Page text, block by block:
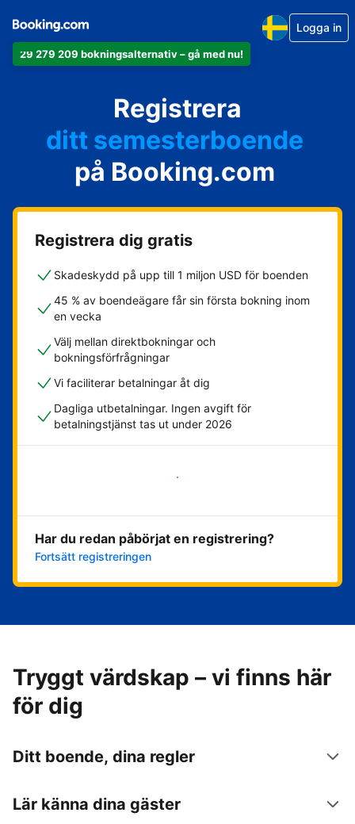
29 279 209 bokningsalternativ – gå med nu!
Logga in
Registrera
din lägenhet
ditt hotell
ditt semesterboende
din camping
ditt B&B
på Booking.com
Registrera dig gratis
Skadeskydd på upp till 1 miljon USD för boenden
45 % av boendeägare får sin första bokning inom
en vecka
Välj mellan direktbokningar och
bokningsförfrågningar
Vi faciliterar betalningar åt dig
Dagliga utbetalningar. Ingen avgift för
betalningstjänst tas ut under 2026
Kom igång nu
Har du redan påbörjat en registrering?
Fortsätt registreringen
Tryggt värdskap – vi finns här
för dig
Ditt boende, dina regler
Lär känna dina gäster